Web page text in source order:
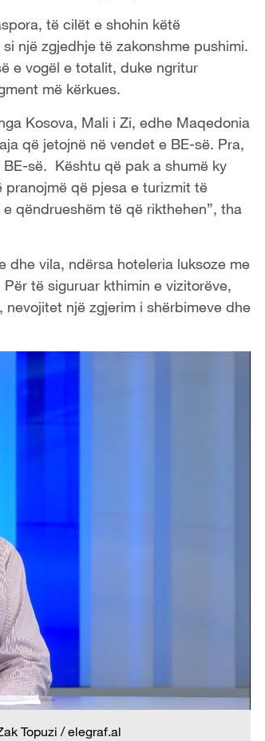
të cilët e shohin këtë
një zgjedhje të zakonshme pushimi.
e vogël e totalit, duke ngritur
më kërkues.
Kosova, Mali i Zi, edhe Maqedonia
që jetojnë në vendet e BE-së. Pra,
së. Kështu që pak a shumë ky
që pjesa e turizmit të
qëndrueshëm të që rikthehen”, tha
dhe vila, ndërsa hoteleria luksoze me
të siguruar kthimin e vizitorëve,
një zgjerim i shërbimeve dhe
Topuzi / elegraf.al